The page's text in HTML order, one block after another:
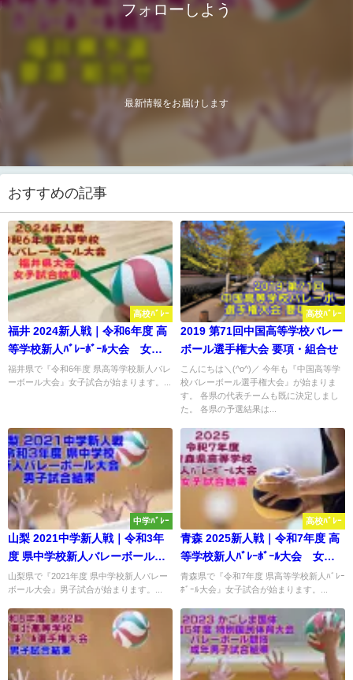
フォローしよう
最新情報をお届けします
おすすめの記事
高校ﾊﾞﾚｰ
福井 2024新人戦｜令和6年度 高
等学校新人ﾊﾞﾚｰﾎﾞｰﾙ大会 女子
試合結果
福井県で『令和6年度 県高等学校新人バレ
ーボール大会』女子試合が始まります。...
高校ﾊﾞﾚｰ
2019 第71回中国高等学校バレー
ボール選手権大会 要項・組合せ
こんにちは＼(^o^)／ 今年も『中国高等学
校バレーボール選手権大会』が始まりま
す。 各県の代表チームも既に決定しまし
た。 各県の予選結果は...
中学ﾊﾞﾚｰ
山梨 2021中学新人戦｜令和3年
度 県中学校新人バレーボール大
会 男子試合結果
山梨県で『2021年度 県中学校新人バレー
ボール大会』男子試合が始まります。...
高校ﾊﾞﾚｰ
青森 2025新人戦｜令和7年度 高
等学校新人ﾊﾞﾚｰﾎﾞｰﾙ大会 女子
結果
青森県で『令和7年度 県高等学校新人ﾊﾞﾚｰ
ﾎﾞｰﾙ大会』女子試合が始まります。...